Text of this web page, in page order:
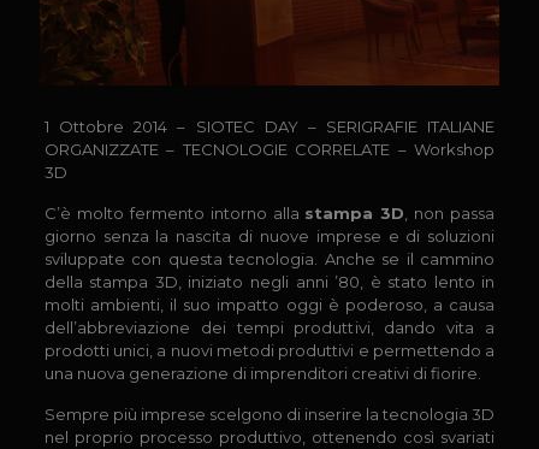
1 Ottobre 2014 – SIOTEC DAY – SERIGRAFIE ITALIANE
ORGANIZZATE – TECNOLOGIE CORRELATE – Workshop
3D
C’è molto fermento intorno alla stampa 3D , non passa
giorno senza la nascita di nuove imprese e di soluzioni
sviluppate con questa tecnologia. Anche se il cammino
della stampa 3D, iniziato negli anni ’80, è stato lento in
molti ambienti, il suo impatto oggi è poderoso, a causa
dell’abbreviazione dei tempi produttivi, dando vita a
prodotti unici, a nuovi metodi produttivi e permettendo a
una nuova generazione di imprenditori creativi di fiorire.
Sempre più imprese scelgono di inserire la tecnologia 3D
nel proprio processo produttivo, ottenendo così svariati